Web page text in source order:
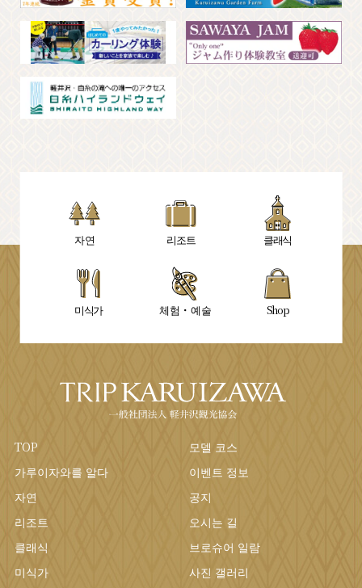
자연 리조트 클래식
미식가 체험・예술 Shop
TOP
가루이자와를 알다
자연
리조트
클래식
미식가
모델 코스
이벤트 정보
공지
오시는 길
브로슈어 일람
사진 갤러리